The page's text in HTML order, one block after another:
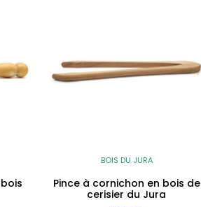
BOIS DU JURA
Pince à cornichon en bois de
cerisier du Jura